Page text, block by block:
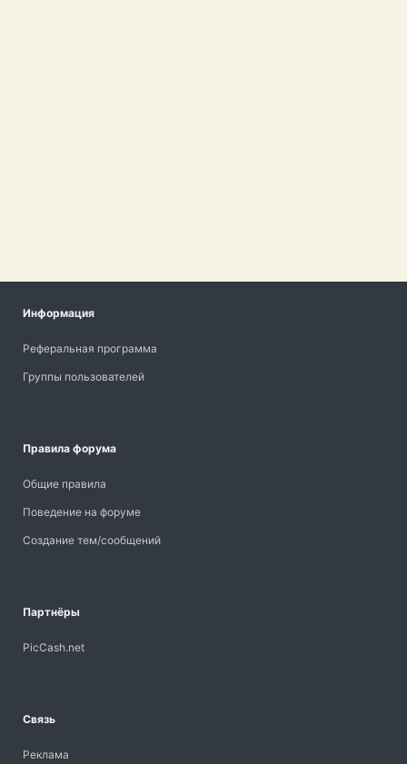
Информация
Реферальная программа
Группы пользователей
Правила форума
Общие правила
Поведение на форуме
Создание тем/сообщений
Партнёры
PicCash.net
Связь
Реклама